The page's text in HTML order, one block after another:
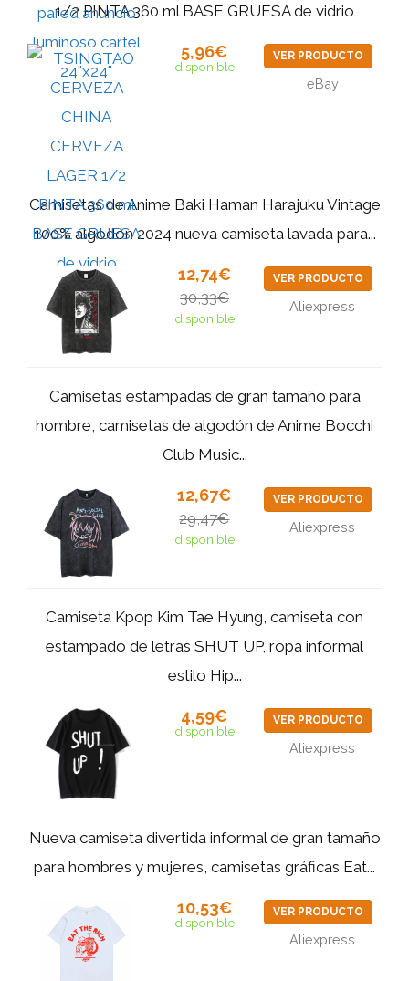
1/2 PINTA 360 ml BASE GRUESA de vidrio
5,96€
disponible
VER PRODUCTO
eBay
Camisetas de Anime Baki Haman Harajuku Vintage
100% algodón 2024 nueva camiseta lavada para...
12,74€
30,33€
disponible
VER PRODUCTO
Aliexpress
Camisetas estampadas de gran tamaño para
hombre, camisetas de algodón de Anime Bocchi
Club Music...
12,67€
29,47€
disponible
VER PRODUCTO
Aliexpress
Camiseta Kpop Kim Tae Hyung, camiseta con
estampado de letras SHUT UP, ropa informal
estilo Hip...
4,59€
disponible
VER PRODUCTO
Aliexpress
Nueva camiseta divertida informal de gran tamaño
para hombres y mujeres, camisetas gráficas Eat...
10,53€
disponible
VER PRODUCTO
Aliexpress